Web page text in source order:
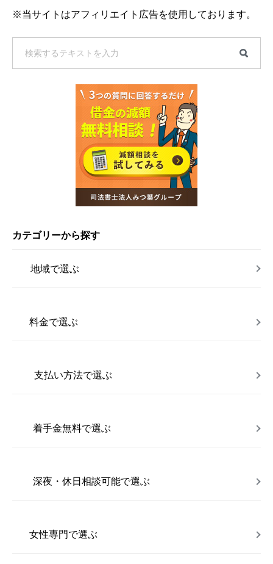
※当サイトはアフィリエイト広告を使用しております。
カテゴリーから探す
地域で選ぶ
料金で選ぶ
支払い方法で選ぶ
着手金無料で選ぶ
深夜・休日相談可能で選ぶ
女性専門で選ぶ